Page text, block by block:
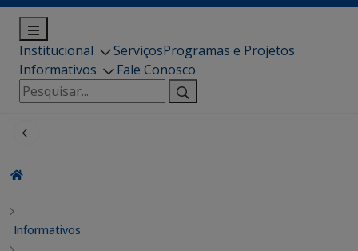
Institucional ServiçosProgramas e Projetos
Informativos
Fale Conosco
Pesquisar
por:
Informativos